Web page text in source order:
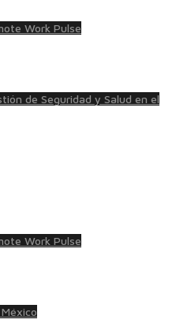
Work Pulse
de Seguridad y Salud en el
Work Pulse